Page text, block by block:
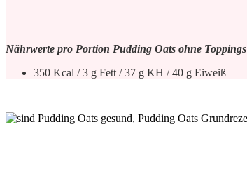
Nährwerte pro Portion Pudding Oats ohne Toppings
350 Kcal / 3 g Fett / 37 g KH / 40 g Eiweiß